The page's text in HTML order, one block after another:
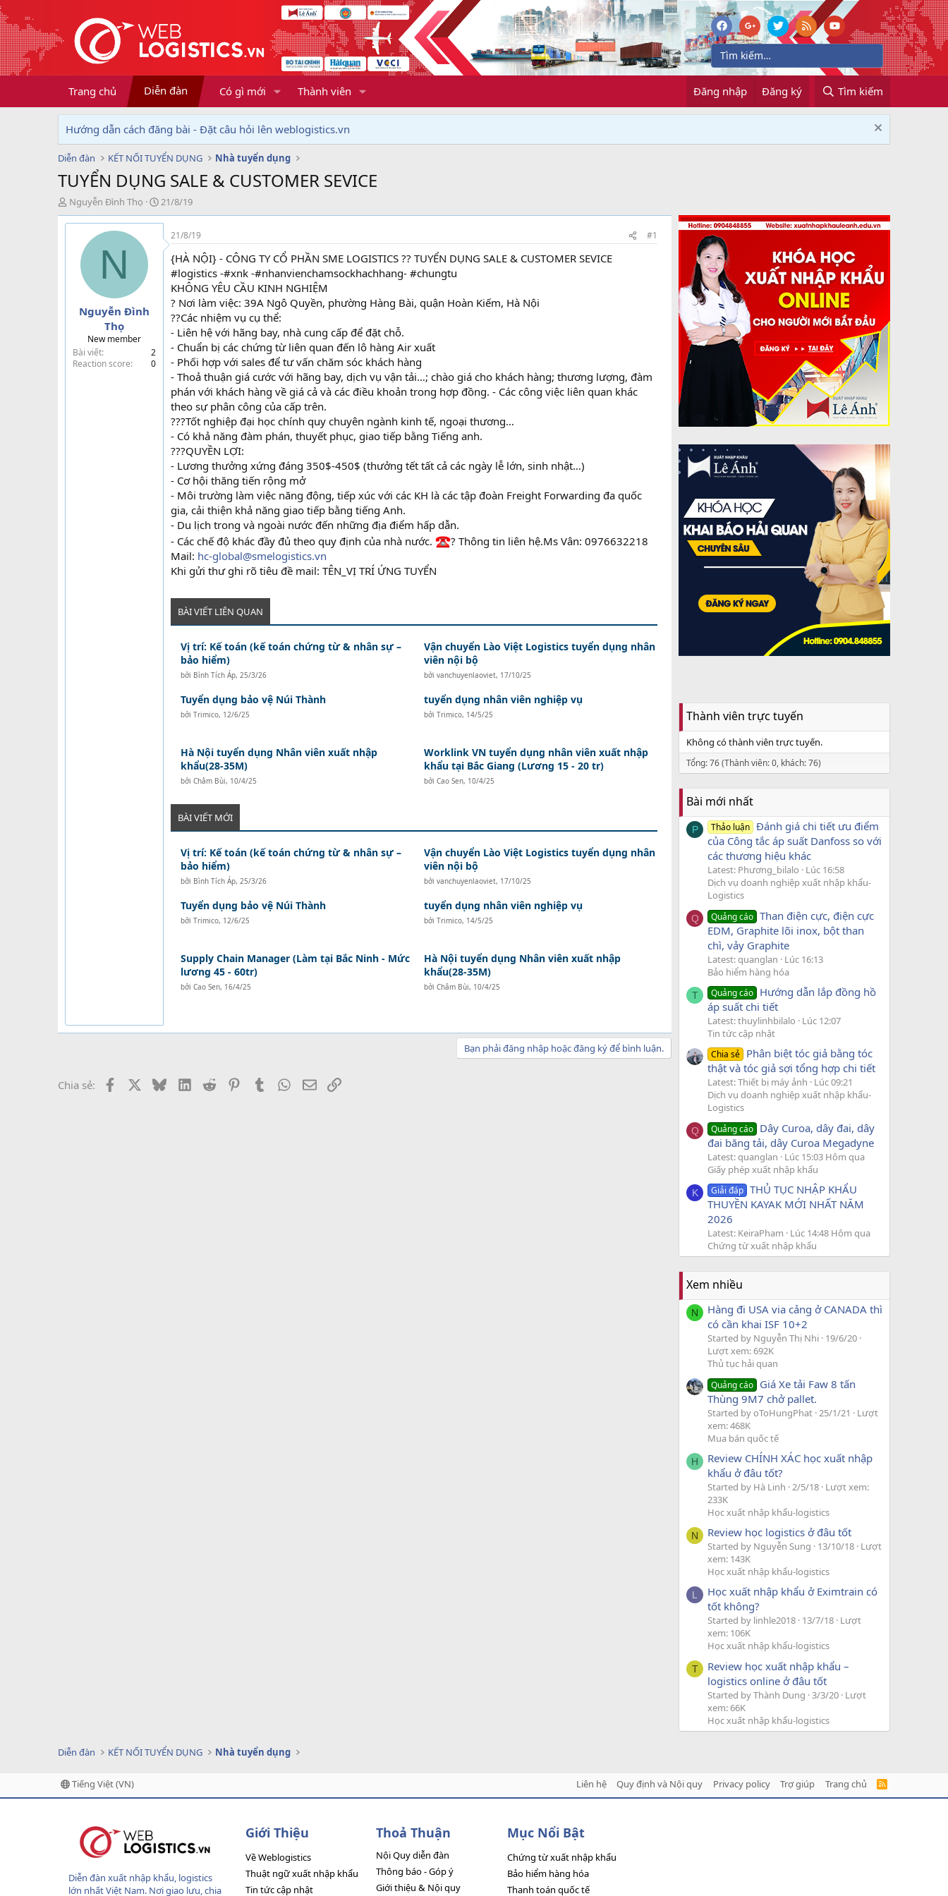
Trang chủ Diễn đàn Có gì mới Thành viên Đăng nhập Đăng ký Tìm kiếm
Hướng dẫn cách đăng bài - Đặt câu hỏi lên weblogistics.vn
Diễn đàn KẾT NỐI TUYỂN DỤNG Nhà tuyển dụng
TUYỂN DỤNG SALE & CUSTOMER SEVICE
T
h
r
Nguyễn Đình Thọ
N
g
à
y
g
21/8/19
N
Nguyễn Đình
Thọ
New member
Bài viết
2
Reaction score
0
21/8/19 #1
{HÀ NỘI} - CÔNG TY CỔ PHẦN SME LOGISTICS ?? TUYỂN DỤNG SALE & CUSTOMER SEVICE
#logistics -#xnk -#nhanvienchamsockhachhang- #chungtu
KHÔNG YÊU CẦU KINH NGHIỆM
? Nơi làm việc: 39A Ngô Quyền, phường Hàng Bài, quận Hoàn Kiếm, Hà Nội
??Các nhiệm vụ cụ thể:
- Liên hệ với hãng bay, nhà cung cấp để đặt chỗ.
- Chuẩn bị các chứng từ liên quan đến lô hàng Air xuất
- Phối hợp với sales để tư vấn chăm sóc khách hàng
- Thoả thuận giá cước với hãng bay, dịch vụ vận tải…; chào giá cho khách hàng; thương lượng, đàm
phán với khách hàng về giá cả và các điều khoản trong hợp đồng. - Các công việc liên quan khác
theo sự phân công của cấp trên.
???Tốt nghiệp đại học chính quy chuyên ngành kinh tế, ngoại thương…
- Có khả năng đàm phán, thuyết phục, giao tiếp bằng Tiếng anh.
???QUYỀN LỢI:
- Lương thưởng xứng đáng 350$-450$ (thưởng tết tất cả các ngày lễ lớn, sinh nhật…)
- Cơ hội thăng tiến rộng mở
- Môi trường làm việc năng động, tiếp xúc với các KH là các tập đoàn Freight Forwarding đa quốc
gia, cải thiện khả năng giao tiếp bằng tiếng Anh.
- Du lịch trong và ngoài nước đến những địa điểm hấp dẫn.
- Các chế độ khác đầy đủ theo quy định của nhà nước.
? Thông tin liên hệ.Ms Vân: 0976632218
Mail: hc-global@smelogistics.vn
Khi gửi thư ghi rõ tiêu đề mail: TÊN_VỊ TRÍ ỨNG TUYỂN
BÀI VIẾT LIÊN QUAN
Vị trí: Kế toán (kế toán chứng từ & nhân sự –
bảo hiểm)
bởi Bình Tích Áp, 25/3/26
Vận chuyển Lào Việt Logistics tuyển dụng nhân
viên nội bộ
bởi vanchuyenlaoviet, 17/10/25
Tuyển dụng bảo vệ Núi Thành
bởi Trimico, 12/6/25
tuyển dụng nhân viên nghiệp vụ
bởi Trimico, 14/5/25
Hà Nội tuyển dụng Nhân viên xuất nhập
khẩu(28-35M)
bởi Châm Bùi, 10/4/25
Worklink VN tuyển dụng nhân viên xuất nhập
khẩu tại Bắc Giang (Lương 15 - 20 tr)
bởi Cao Sen, 10/4/25
BÀI VIẾT MỚI
Vị trí: Kế toán (kế toán chứng từ & nhân sự –
bảo hiểm)
bởi Bình Tích Áp, 25/3/26
Vận chuyển Lào Việt Logistics tuyển dụng nhân
viên nội bộ
bởi vanchuyenlaoviet, 17/10/25
Tuyển dụng bảo vệ Núi Thành
bởi Trimico, 12/6/25
tuyển dụng nhân viên nghiệp vụ
bởi Trimico, 14/5/25
Supply Chain Manager (Làm tại Bắc Ninh - Mức
lương 45 - 60tr)
bởi Cao Sen, 16/4/25
Hà Nội tuyển dụng Nhân viên xuất nhập
khẩu(28-35M)
bởi Châm Bùi, 10/4/25
Bạn phải đăng nhập hoặc đăng ký để bình luận.
Chia sẻ: Facebook BlueskyLinkedIn
Reddit PinterestTumblr WhatsApp
EmailLink
Thành viên trực tuyến
Không có thành viên trực tuyến.
Tổng: 76 (Thành viên: 0, khách: 76)
Bài mới nhất
P Thảo luận Đánh giá chi tiết ưu điểm
của Công tắc áp suất Danfoss so với
các thương hiệu khác
Latest: Phương_bilalo
Lúc 16:58
Dịch vụ doanh nghiệp xuất nhập khẩu-
Logistics
Q Quảng cáo Than điện cực, điện cực
EDM, Graphite lõi inox, bột than
chì, vảy Graphite
Latest: quanglan
Lúc 16:13
Bảo hiểm hàng hóa
T Quảng cáo Hướng dẫn lắp đồng hồ
áp suất chi tiết
Latest: thuylinhbilalo
Lúc 12:07
Tin tức cập nhật
Chia sẻ Phân biệt tóc giả bằng tóc
thật và tóc giả sợi tổng hợp chi tiết
Latest: Thiết bị máy ảnh
Lúc 09:21
Dịch vụ doanh nghiệp xuất nhập khẩu-
Logistics
Q Quảng cáo Dây Curoa, dây đai, dây
đai băng tải, dây Curoa Megadyne
Latest: quanglan
Lúc 15:03 Hôm qua
Giấy phép xuất nhập khẩu
K Giải đáp THỦ TỤC NHẬP KHẨU
THUYỀN KAYAK MỚI NHẤT NĂM
2026
Latest: KeiraPham
Lúc 14:48 Hôm qua
Chứng từ xuất nhập khẩu
Xem nhiều
N
Hàng đi USA via cảng ở CANADA thì
có cần khai ISF 10+2
Started by Nguyễn Thị Nhi 19/6/20
Lượt xem: 692K
Thủ tục hải quan
Quảng cáo Giá Xe tải Faw 8 tấn
Thùng 9M7 chở pallet.
Started by oToHungPhat 25/1/21
Lượt
xem: 468K
Mua bán quốc tế
H
Review CHÍNH XÁC học xuất nhập
khẩu ở đâu tốt?
Started by Hà Linh 2/5/18 Lượt xem:
233K
Học xuất nhập khẩu-logistics
N Review học logistics ở đâu tốt
Started by Nguyễn Sung 13/10/18 Lượt
xem: 143K
Học xuất nhập khẩu-logistics
L
Học xuất nhập khẩu ở Eximtrain có
tốt không?
Started by linhle2018 13/7/18 Lượt
xem: 106K
Học xuất nhập khẩu-logistics
T
Review học xuất nhập khẩu –
logistics online ở đâu tốt
Started by Thành Dung 3/3/20 Lượt
xem: 66K
Học xuất nhập khẩu-logistics
Diễn đàn KẾT NỐI TUYỂN DỤNG Nhà tuyển dụng
Tiếng Việt (VN) Liên hệ Quy định và Nội quy Privacy policy Trợ giúp Trang chủ
R
Diễn đàn xuất nhập khẩu, logistics
lớn nhất Việt Nam. Nơi giao lưu, chia
Giới Thiệu
Về Weblogistics
Thuật ngữ xuất nhập khẩu
Tin tức cập nhật
Thoả Thuận
Nội Quy diễn đàn
Thông báo - Góp ý
Giới thiệu & Nội quy
Mục Nổi Bật
Chứng từ xuất nhập khẩu
Bảo hiểm hàng hóa
Thanh toán quốc tế